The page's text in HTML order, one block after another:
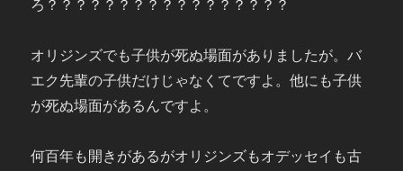
ろ？？？？？？？？？？？？？？？？？
オリジンズでも子供が死ぬ場面がありましたが。バ
エク先輩の子供だけじゃなくてですよ。他にも子供
が死ぬ場面があるんですよ。
何百年も開きがあるがオリジンズもオデッセイも古